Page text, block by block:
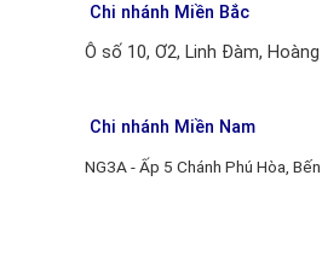
Chi nhánh Miền Bắc
Ô số 10, Ơ2, Linh Đàm, Hoàng
Chi nhánh Miền Nam
NG3A - Ấp 5 Chánh Phú Hòa,